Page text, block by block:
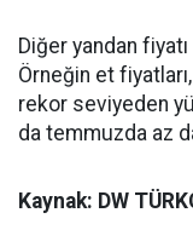
Diğer yandan
Örneğin et
rekor seviyeden
da temmuzda az
Kaynak: DW